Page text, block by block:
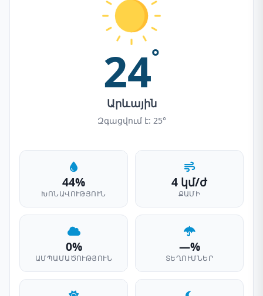
24°
Արևային
Զգացվում է: 25°
44%
ԽՈՆԱՎՈՒԹՅՈՒՆ
4 կմ/ժ
ՔԱՄԻ
0%
ԱՄՊԱՄԱԾՈՒԹՅՈՒՆ
—%
ՏԵՂՈՒՄՆԵՐ